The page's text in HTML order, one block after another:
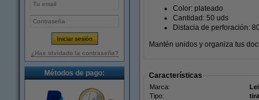
¿Has olvidado la contraseña?
Métodos de pago:
Color: plateado
Cantidad: 50 uds
Distacia de perforación:
Mantén unidos y organiza tus
Características
Marca:
Tipo: